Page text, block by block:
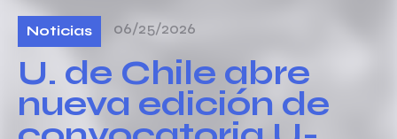
Noticias 06/25/2026
U. de Chile abre
nueva edición de